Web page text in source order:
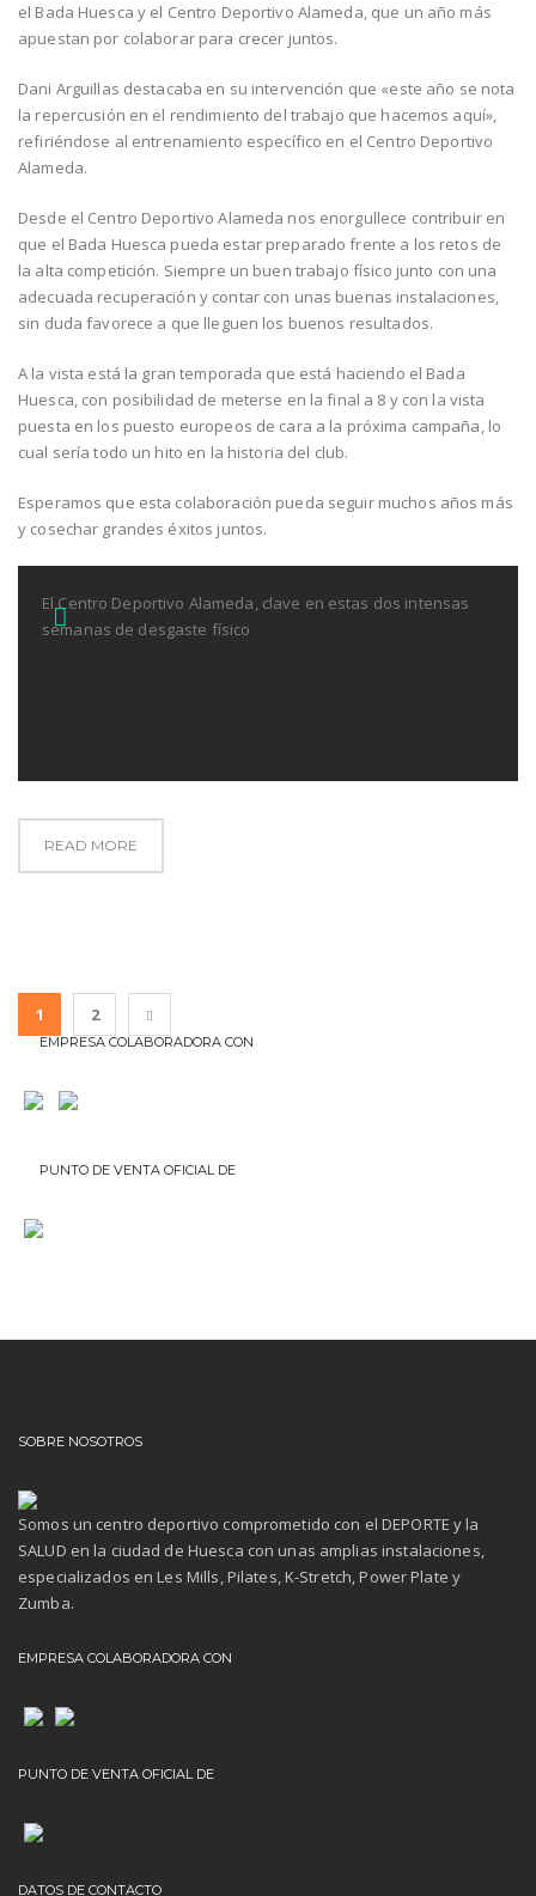
el Bada Huesca y el Centro Deportivo Alameda, que un año más
apuestan por colaborar para crecer juntos.
Dani Arguillas destacaba en su intervención que «este año se nota
la repercusión en el rendimiento del trabajo que hacemos aquí»,
refiriéndose al entrenamiento específico en el Centro Deportivo
Alameda.
Desde el Centro Deportivo Alameda nos enorgullece contribuir en
que el Bada Huesca pueda estar preparado frente a los retos de
la alta competición. Siempre un buen trabajo físico junto con una
adecuada recuperación y contar con unas buenas instalaciones,
sin duda favorece a que lleguen los buenos resultados.
A la vista está la gran temporada que está haciendo el Bada
Huesca, con posibilidad de meterse en la final a 8 y con la vista
puesta en los puesto europeos de cara a la próxima campaña, lo
cual sería todo un hito en la historia del club.
Esperamos que esta colaboración pueda seguir muchos años más
y cosechar grandes éxitos juntos.
El Centro Deportivo Alameda, clave en estas dos intensas
semanas de desgaste físico
READ MORE
1 2
EMPRESA COLABORADORA CON
PUNTO DE VENTA OFICIAL DE
SOBRE NOSOTROS
Somos un centro deportivo comprometido con el DEPORTE y la
SALUD en la ciudad de Huesca con unas amplias instalaciones,
especializados en Les Mills, Pilates, K-Stretch, Power Plate y
Zumba.
EMPRESA COLABORADORA CON
PUNTO DE VENTA OFICIAL DE
DATOS DE CONTACTO